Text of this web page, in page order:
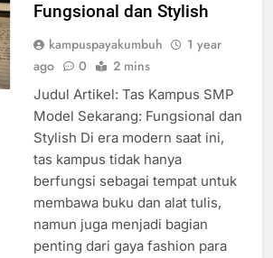
Fungsional dan Stylish
kampuspayakumbuh
1 year
ago
0 2 mins
Judul Artikel: Tas Kampus SMP
Model Sekarang: Fungsional dan
Stylish Di era modern saat ini,
tas kampus tidak hanya
berfungsi sebagai tempat untuk
membawa buku dan alat tulis,
namun juga menjadi bagian
penting dari gaya fashion para